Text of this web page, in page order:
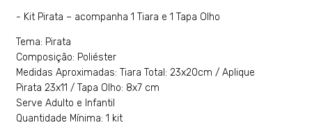
- Kit Pirata – acompanha 1 Tiara e 1 Tapa Olho
Tema: Pirata
Composição: Poliéster
Medidas Aproximadas: Tiara Total: 23x20cm / Aplique
Pirata 23x11 / Tapa Olho: 8x7 cm
Serve Adulto e Infantil
Quantidade Mínima: 1 kit